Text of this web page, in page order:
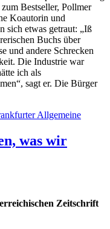
Bestseller, Pollmer
Koautorin und
sich etwas getraut: „Iß
Buchs über
und andere Schrecken
Die Industrie war
ich als
sagt er. Die Bürger
Allgemeine
was wir
Zeitschrift